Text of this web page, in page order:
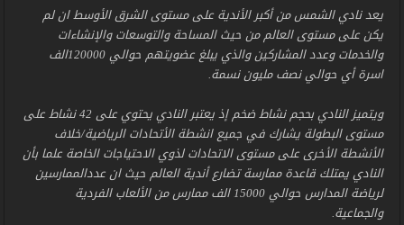
يعد نادي الشمس من أكبر الأندية على مستوى الشرق الأوسط ان لم
يكن على مستوى العالم من حيث المساحة والتوسعات والإنشاءات
والخدمات وعدد المشاركين والذي يبلغ عضويتهم حوالي 120000الف
اسرة أي حوالي نصف مليون نسمة.
ويتميز النادي بحجم نشاط ضخم إذ يعتبر النادي يحتوي على 42 نشاط على
مستوى البطولة يشارك في جميع انشطة الأتحادات الرياضية/خلاف
الأنشطة الأخرى على مستوى الاتحادات لذوي الاحتياجات الخاصة علما بأن
النادي يمتلك قاعدة ممارسة تضارع أندية العالم حيث ان عددالممارسين
لرياضة المدارس حوالي 15000 الف ممارس من الألعاب الفردية
والجماعية.